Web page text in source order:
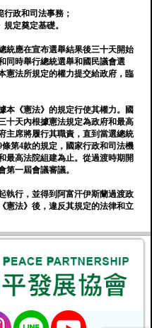
政和司法事務；
定奠定基礎。
統應在宣布選舉結果後三十天開始
同時舉行總統選舉和國民議會選
憲法所規定的權力提交給政府，臨
本《憲法》的規定行使其權力。國
十天內根據憲法規定為政府和最高
主席將履行其職責，直到當選總統
第4款的規定，國家行政和司法機
最高法院組建為止。從過渡時期開
第一屆會議審議。
執行，並得到阿富汗伊斯蘭過渡政
憲法》後，違反其規定的法律和立